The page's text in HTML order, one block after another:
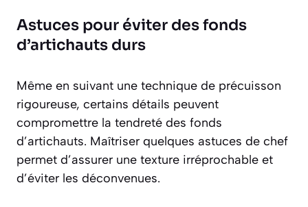
Astuces pour éviter des fonds
d’artichauts durs
Même en suivant une technique de précuisson
rigoureuse, certains détails peuvent
compromettre la tendreté des fonds
d’artichauts. Maîtriser quelques astuces de chef
permet d’assurer une texture irréprochable et
d’éviter les déconvenues.